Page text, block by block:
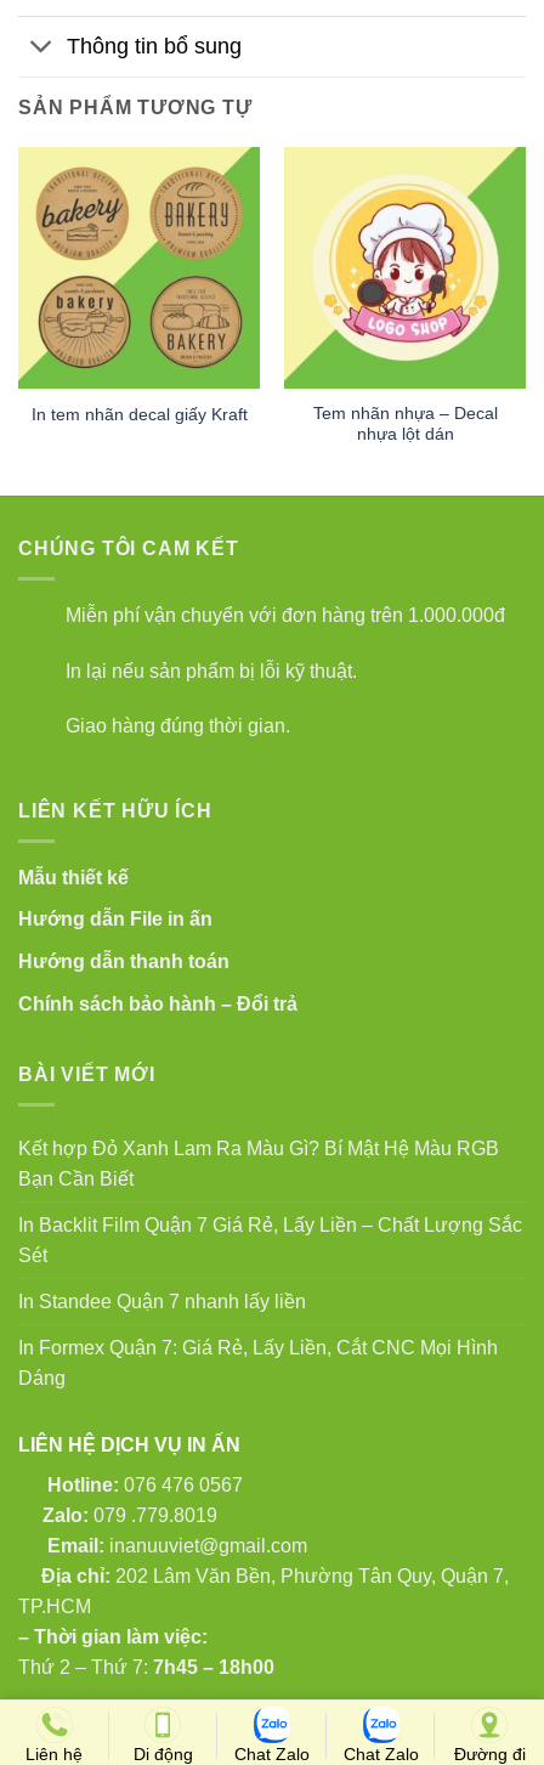
Thông tin bổ sung
SẢN PHẨM TƯƠNG TỰ
In tem nhãn decal giấy Kraft
Tem nhãn nhựa – Decal
nhựa lột dán
CHÚNG TÔI CAM KẾT
Miễn phí vận chuyển với đơn hàng trên 1.000.000đ
In lại nếu sản phẩm bị lỗi kỹ thuật.
Giao hàng đúng thời gian.
LIÊN KẾT HỮU ÍCH
Mẫu thiết kế
Hướng dẫn File in ấn
Hướng dẫn thanh toán
Chính sách bảo hành – Đổi trả
BÀI VIẾT MỚI
Kết hợp Đỏ Xanh Lam Ra Màu Gì? Bí Mật Hệ Màu RGB
Bạn Cần Biết
In Backlit Film Quận 7 Giá Rẻ, Lấy Liền – Chất Lượng Sắc
Sét
In Standee Quận 7 nhanh lấy liền
In Formex Quận 7: Giá Rẻ, Lấy Liền, Cắt CNC Mọi Hình
Dáng
LIÊN HỆ DỊCH VỤ IN ẤN
Hotline: 076 476 0567
Zalo: 079 .779.8019
Email: inanuuviet@gmail.com
Địa chỉ: 202 Lâm Văn Bền, Phường Tân Quy, Quận 7,
TP.HCM
– Thời gian làm việc:
Thứ 2 – Thứ 7: 7h45 – 18h00
Copyright 2024 ©in ấn Ưu Việt
Liên hệ Di động Chat Zalo Chat Zalo Đường đi